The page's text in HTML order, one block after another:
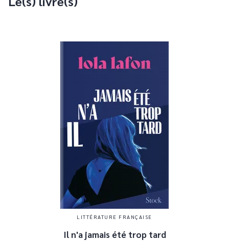
LITTÉRATURE FRANÇAISE
Il n'a jamais été trop tard